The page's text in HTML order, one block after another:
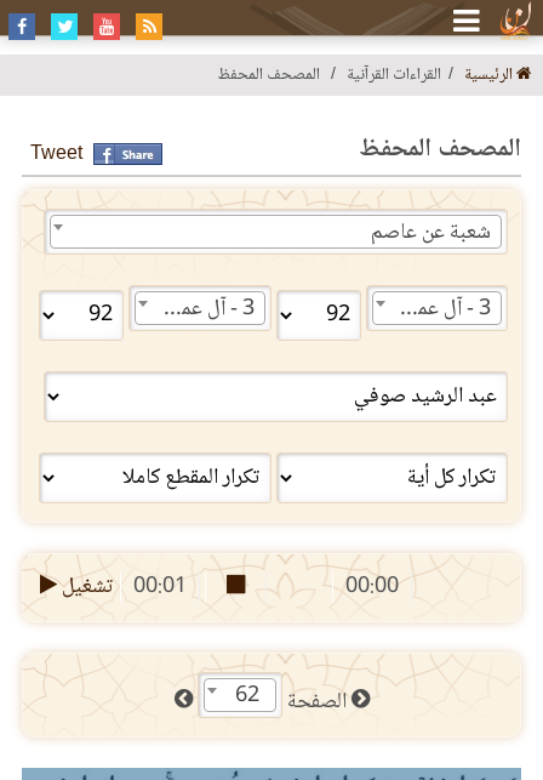
الرئيسية القراءات القرآنية المصحف المحفظ
المصحف المحفظ Tweet
شعبة عن عاصم
3 - آل عمران 3 - آل عمران
00:00
00:01 تشغيل
الصفحة 62